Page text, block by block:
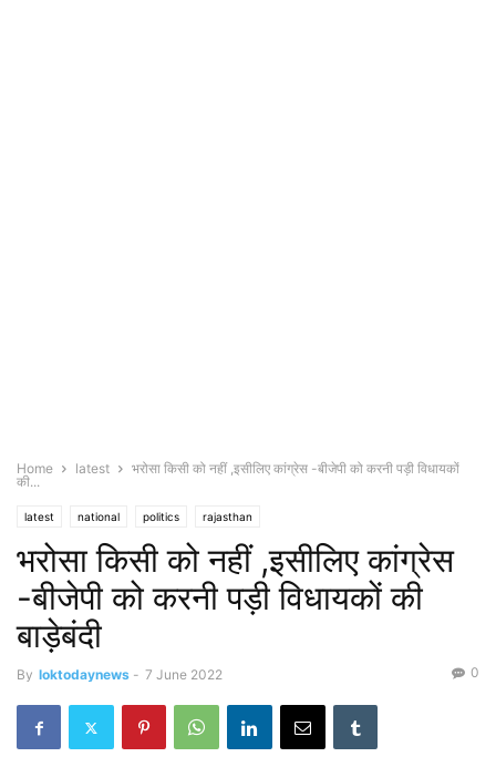
Home latest
भरोसा किसी को नहीं ,इसीलिए कांग्रेस -बीजेपी को करनी पड़ी विधायकों
की...
latest national politics rajasthan
भरोसा किसी को नहीं ,इसीलिए कांग्रेस
-बीजेपी को करनी पड़ी विधायकों की
बाड़ेबंदी
By loktodaynews - 7 June 2022 0